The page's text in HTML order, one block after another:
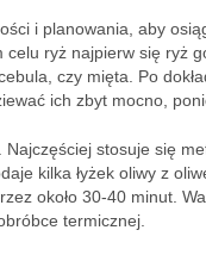
i planowania, aby
ryż najpierw się ryż
czy mięta. Po
ich zbyt mocno,
stosuje się
kilka łyżek oliwy z
około 30-40 minut.
termicznej.